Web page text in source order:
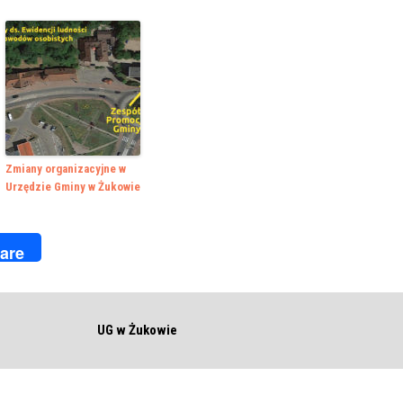
Zmiany organizacyjne w
Urzędzie Gminy w Żukowie
UG w Żukowie